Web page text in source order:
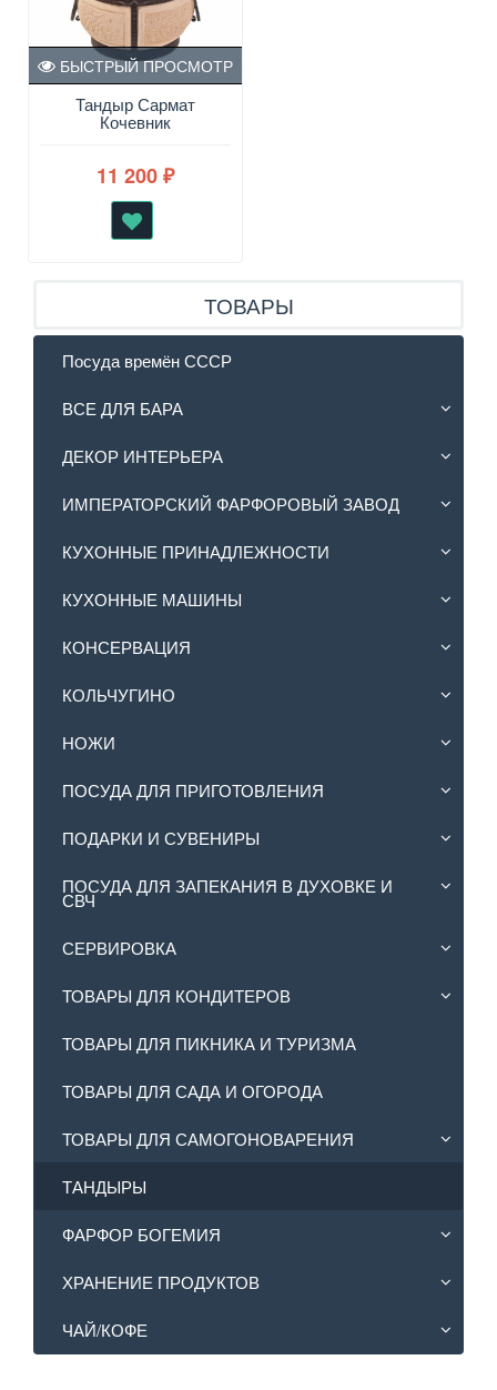
Тандыр Сармат
Кочевник
БЫСТРЫЙ ПРОСМОТР
11 200 ₽
ТОВАРЫ
Посуда времён СССР
ВСЕ ДЛЯ БАРА
ДЕКОР ИНТЕРЬЕРА
ИМПЕРАТОРСКИЙ ФАРФОРОВЫЙ ЗАВОД
КУХОННЫЕ ПРИНАДЛЕЖНОСТИ
КУХОННЫЕ МАШИНЫ
КОНСЕРВАЦИЯ
КОЛЬЧУГИНО
НОЖИ
ПОСУДА ДЛЯ ПРИГОТОВЛЕНИЯ
ПОДАРКИ И СУВЕНИРЫ
ПОСУДА ДЛЯ ЗАПЕКАНИЯ В ДУХОВКЕ И
СВЧ
СЕРВИРОВКА
ТОВАРЫ ДЛЯ КОНДИТЕРОВ
ТОВАРЫ ДЛЯ ПИКНИКА И ТУРИЗМА
ТОВАРЫ ДЛЯ САДА И ОГОРОДА
ТОВАРЫ ДЛЯ САМОГОНОВАРЕНИЯ
ТАНДЫРЫ
ФАРФОР БОГЕМИЯ
ХРАНЕНИЕ ПРОДУКТОВ
ЧАЙ/КОФЕ